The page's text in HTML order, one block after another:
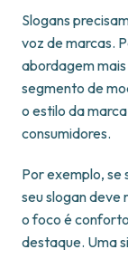
Slogans
voz de marcas.
abordagem mais
segmento de
o estilo da
consumidores.
Por exemplo, se
seu slogan deve
o foco é
destaque. Uma